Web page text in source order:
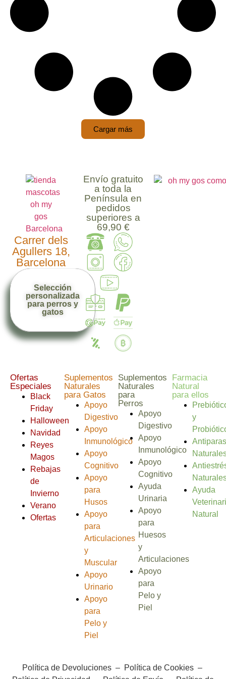
Cargar más
Carrer dels
Agullers 18,
Barcelona
Selección
personalizada
para perros y
gatos
Envío gratuito
a toda la
Península en
pedidos
superiores a
69,90 €
Ofertas
Especiales
Black
Friday
Halloween
Navidad
Reyes
Magos
Rebajas
de
Invierno
Verano
Ofertas
Suplementos
Naturales
para Gatos
Apoyo
Digestivo
Apoyo
Inmunológico
Apoyo
Cognitivo
Apoyo
para
Husos
Apoyo
para
Articulaciones
y
Muscular
Apoyo
Urinario
Apoyo
para
Pelo y
Piel
Suplementos
Naturales
para
Perros
Apoyo
Digestivo
Apoyo
Inmunológico
Apoyo
Cognitivo
Ayuda
Urinaria
Apoyo
para
Huesos
y
Articulaciones
Apoyo
para
Pelo y
Piel
Farmacia
Natural
para ellos
y
Ayuda
Natural
Política de Devoluciones– Política de Cookies–